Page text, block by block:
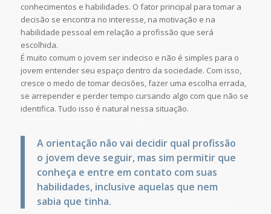
conhecimentos e habilidades. O fator principal para tomar a
decisão se encontra no interesse, na motivação e na
habilidade pessoal em relação a profissão que será
escolhida.
É muito comum o jovem ser indeciso e não é simples para o
jovem entender seu espaço dentro da sociedade. Com isso,
cresce o medo de tomar decisões, fazer uma escolha errada,
se arrepender e perder tempo cursando algo com que não se
identifica. Tudo isso é natural nessa situação.
A orientação não vai decidir qual profissão
o jovem deve seguir, mas sim permitir que
conheça e entre em contato com suas
habilidades, inclusive aquelas que nem
sabia que tinha.